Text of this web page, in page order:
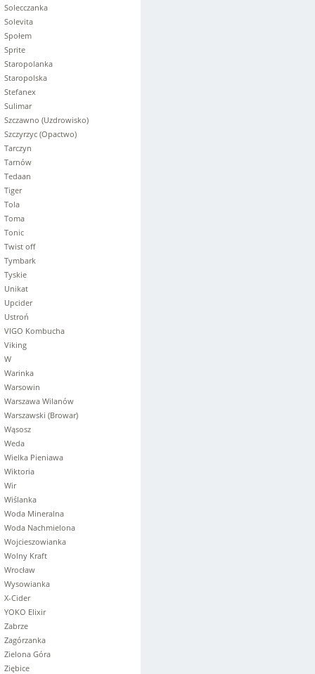
Solecczanka
Solevita
Społem
Sprite
Staropolanka
Staropolska
Stefanex
Sulimar
Szczawno (Uzdrowisko)
Szczyrzyc (Opactwo)
Tarczyn
Tarnów
Tedaan
Tiger
Tola
Toma
Tonic
Twist off
Tymbark
Tyskie
Unikat
Upcider
Ustroń
VIGO Kombucha
Viking
W
Warinka
Warsowin
Warszawa Wilanów
Warszawski (Browar)
Wąsosz
Weda
Wielka Pieniawa
Wiktoria
Wir
Wiślanka
Woda Mineralna
Woda Nachmielona
Wojcieszowianka
Wolny Kraft
Wrocław
Wysowianka
X-Cider
YOKO Elixir
Zabrze
Zagórzanka
Zielona Góra
Ziębice